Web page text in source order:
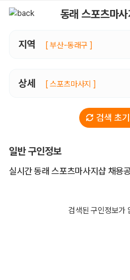
동래 스포츠마
지역 [ 부산-동래구 ]
상세 [ 스포츠마사지 ]
검색 초
일반 구인정보
실시간 동래 스포츠마사지샵 채용
검색된 구인정보가